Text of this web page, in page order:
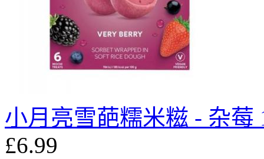
小月亮雪葩糯米糍 - 杂莓
£6.99